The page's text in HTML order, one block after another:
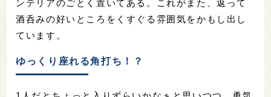
ンテリアのごとく置いてある。これがまた、返って
酒呑みの好いところをくすぐる雰囲気をかもし出し
ています。
ゆっくり座れる角打ち！？